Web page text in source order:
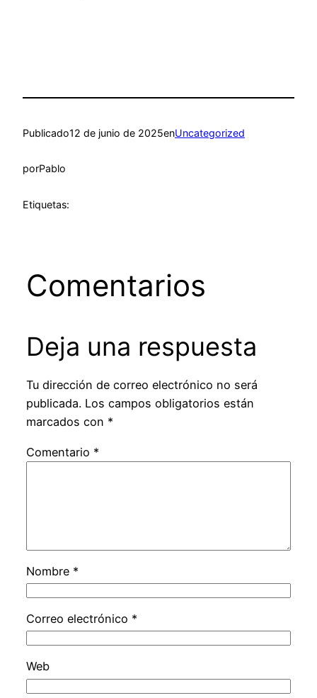
Publicado12 de junio de 2025enUncategorized
porPablo
Etiquetas:
Comentarios
Deja una respuesta
Tu dirección de correo electrónico no será
publicada. Los campos obligatorios están
marcados con *
Comentario *
Nombre *
Correo electrónico *
Web